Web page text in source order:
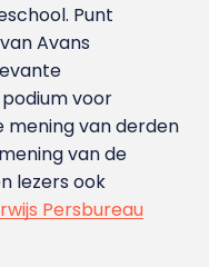
Punt
Avans
voor
mening van derden
van de
lezers ook
Persbureau